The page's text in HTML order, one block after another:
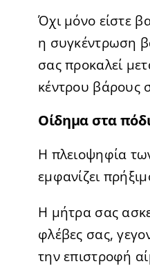
Όχι μόνο είστε
η συγκέντρωση
σας προκαλεί
κέντρου βάρους
Οίδημα στα
Η πλειοψηφία
εμφανίζει
Η μήτρα σας
φλέβες σας,
την επιστροφή